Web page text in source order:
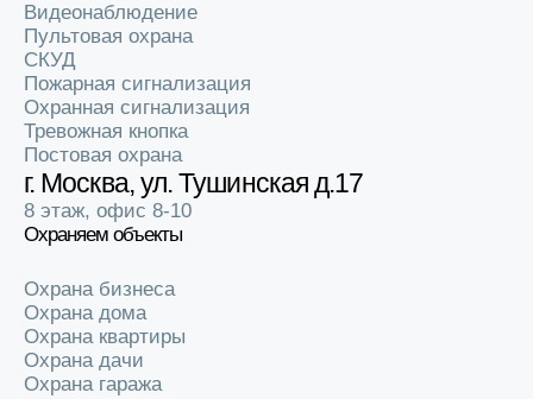
Видеонаблюдение
Пультовая охрана
СКУД
Пожарная сигнализация
Охранная сигнализация
Тревожная кнопка
Постовая охрана
г. Москва, ул. Тушинская д.17
8 этаж, офис 8-10
Охраняем объекты
Охрана бизнеса
Охрана дома
Охрана квартиры
Охрана дачи
Охрана гаража